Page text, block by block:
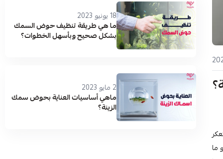
ما
18 يونيو 2023
ما هي طريقة تنظيف حوض السمك
بشكل صحيح وبأسهل الخطوات؟
2 مايو 2023
ماهي أساسيات العناية بحوض سمك
الزينة؟